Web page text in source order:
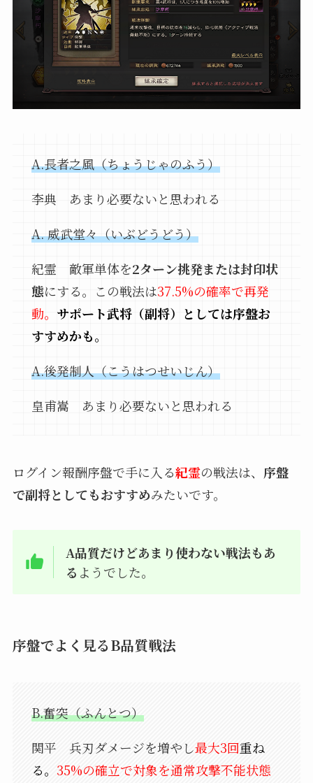
A.長者之風（ちょうじゃのふう）
李典 あまり必要ないと思われる
A. 威武堂々（いぶどうどう）
紀霊 敵軍単体を2ターン挑発または封印状
態にする。この戦法は37.5%の確率で再発
動。 サポート武将（副将）としては序盤お
すすめかも。
A.後発制人（こうはつせいじん）
皇甫嵩 あまり必要ないと思われる
ログイン報酬序盤で手に入る紀霊の戦法は、 序盤
で副将としてもおすすめみたいです。
A品質だけどあまり使わない戦法もあ
る ようでした。
序盤でよく見るB品質戦法
B.奮突（ふんとつ）
関平 兵刃ダメージを増やし最大3回重ね
る。 35%の確立で対象を通常攻撃不能状態